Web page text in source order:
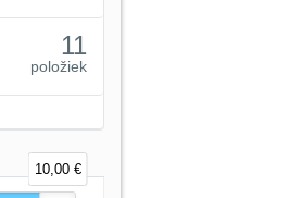
11
položiek
10,00 €